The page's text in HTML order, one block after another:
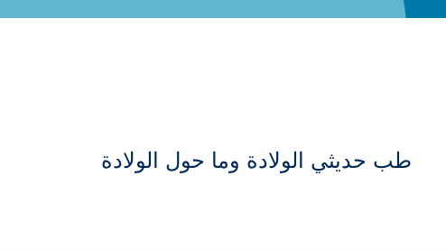
طب حديثي الولادة وما حول الولادة